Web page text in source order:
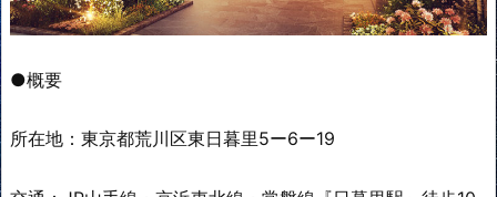
●概要
所在地：東京都荒川区東日暮里5ー6ー19